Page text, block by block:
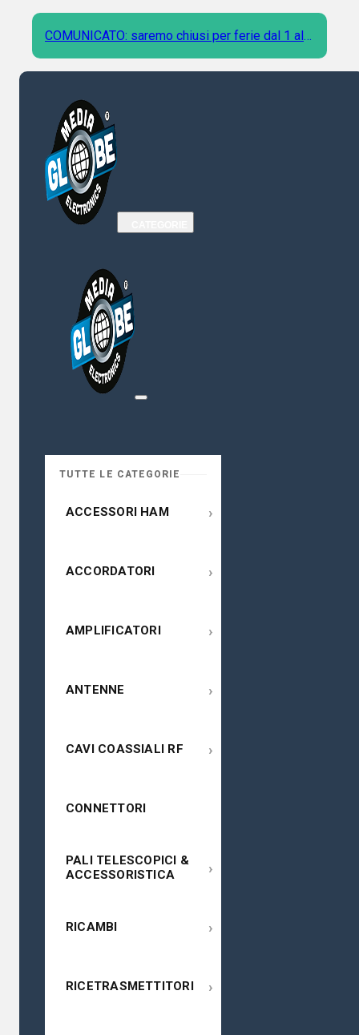
COMUNICATO: saremo chiusi per ferie dal 1 al 9
Agosto
TUTTE LE CATEGORIE
ACCESSORI HAM ›
ACCORDATORI ›
AMPLIFICATORI ›
ANTENNE ›
CAVI COASSIALI RF ›
CONNETTORI
PALI TELESCOPICI &
ACCESSORISTICA
›
RICAMBI ›
RICETRASMETTITORI ›